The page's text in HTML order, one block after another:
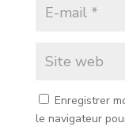
Enregistrer
le navigateur